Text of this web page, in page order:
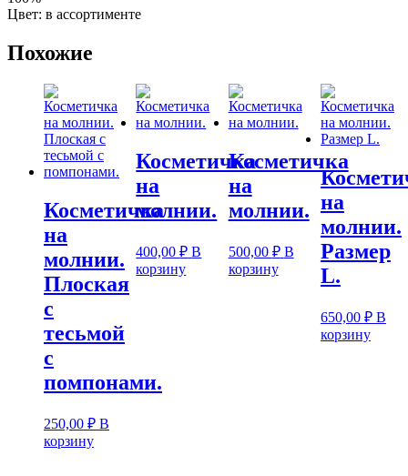
Цвет: в ассортименте
Похожие
Косметичка
на
молнии.
Плоская
с
тесьмой
с
помпонами.
250,00 ₽ В
корзину
Косметичка
на
молнии.
400,00₽ В
корзину
Косметичка
на
молнии.
500,00 ₽ В
корзину
на
молнии.
Размер
L.
650,00 ₽ В
корзину